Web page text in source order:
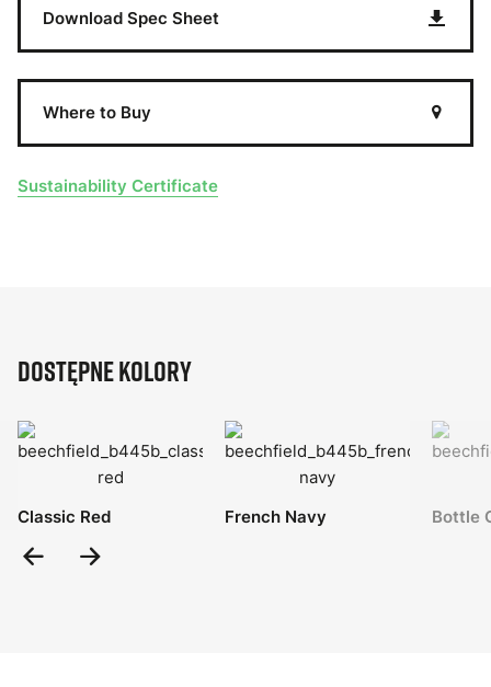
Download Spec Sheet
Where to Buy
Sustainability Certificate
Dostępne kolory
Classic Red French Navy Bottle
Previous